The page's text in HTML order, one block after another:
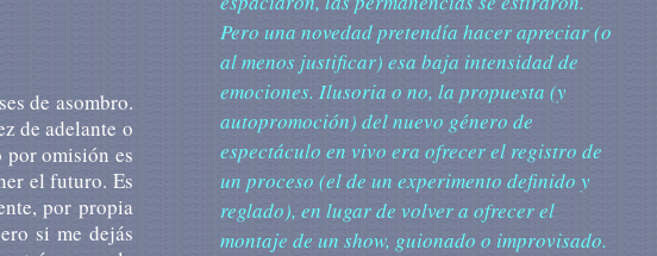
de asombro.
de adelante o
por omisión es
el futuro. Es
por propia
si me dejás
Pero una novedad pretendía hacer apreciar (o
al menos justificar) esa baja intensidad de
emociones. Ilusoria o no, la propuesta (y
autopromoción) del nuevo género de
espectáculo en vivo era ofrecer el registro de
un proceso (el de un experimento definido y
reglado), en lugar de volver a ofrecer el
montaje de un show, guionado o improvisado.